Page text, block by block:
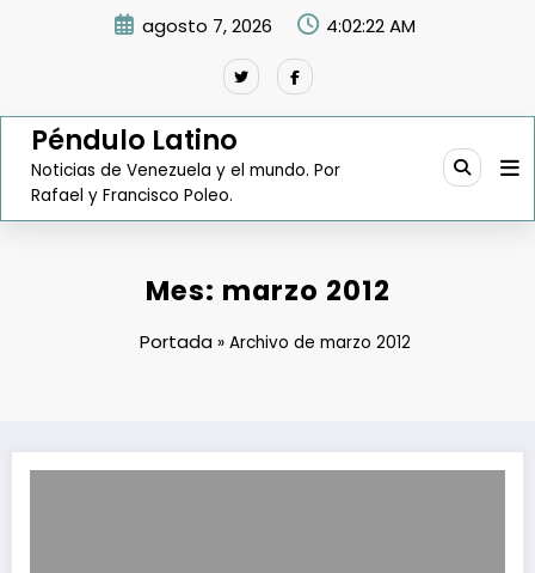
agosto 7, 2026 4:02:23 AM
Péndulo Latino
Noticias de Venezuela y el mundo. Por
Rafael y Francisco Poleo.
Mes: marzo 2012
Portada »Archivo de marzo 2012